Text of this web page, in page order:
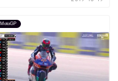
MotoGP